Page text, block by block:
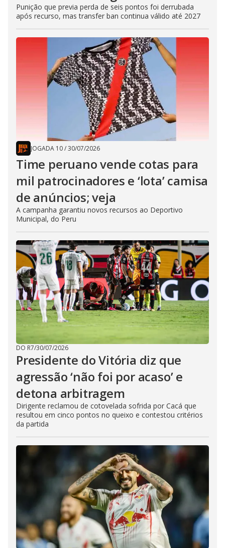
Punição que previa perda de seis pontos foi derrubada
após recurso, mas transfer ban continua válido até 2027
JOGADA 10/30/07/2026
Time peruano vende cotas para
mil patrocinadores e ‘lota’ camisa
de anúncios; veja
A campanha garantiu novos recursos ao Deportivo
Municipal, do Peru
DO R7/30/07/2026
Presidente do Vitória diz que
agressão ‘não foi por acaso’ e
detona arbitragem
Dirigente reclamou de cotovelada sofrida por Cacá que
resultou em cinco pontos no queixo e contestou critérios
da partida